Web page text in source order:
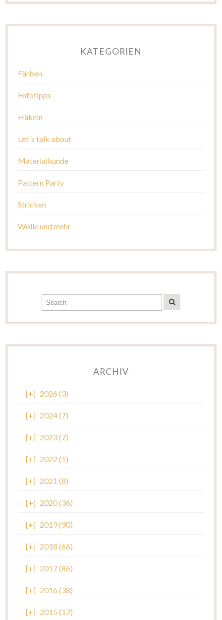
KATEGORIEN
Färben
Fototipps
Häkeln
Let´s talk about
Materialkunde
Pattern Party
Stricken
Wolle und mehr
ARCHIV
[+] 2026 (3)
[+] 2024 (7)
[+] 2023 (7)
[+] 2022 (1)
[+] 2021 (8)
[+] 2020 (36)
[+] 2019 (90)
[+] 2018 (66)
[+] 2017 (86)
[+] 2016 (38)
[+] 2015 (17)